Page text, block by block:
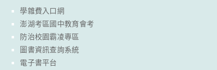
學雜費入口網
澎湖考區國中教育會考
防治校園霸凌專區
圖書資訊查詢系統
電子書平台